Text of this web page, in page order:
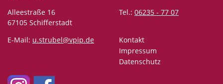
Alleestraße 16
67105 Schifferstadt
Tel.: 06235 - 77 07
E-Mail: u.strubel@vpip.de
Kontakt
Impressum
Datenschutz